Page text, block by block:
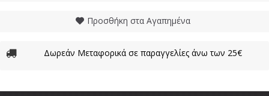
Προσθήκη στα Αγαπημένα
Δωρεάν Μεταφορικά σε παραγγελίες άνω των 25€